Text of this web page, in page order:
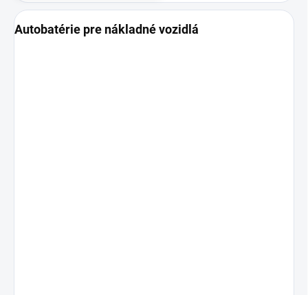
Autobatérie pre nákladné vozidlá